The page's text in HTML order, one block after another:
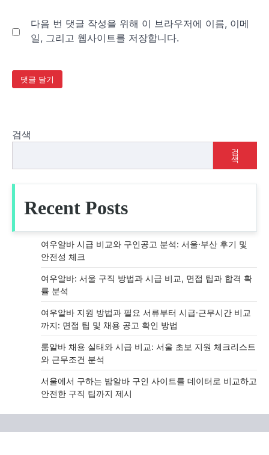
다음 번 댓글 작성을 위해 이 브라우저에 이름, 이메
일, 그리고 웹사이트를 저장합니다.
검색
검
색
Recent Posts
여우알바 시급 비교와 구인공고 분석: 서울·부산 후기 및
안전성 체크
여우알바: 서울 구직 방법과 시급 비교, 면접 팁과 합격 확
률 분석
여우알바 지원 방법과 필요 서류부터 시급·근무시간 비교
까지: 면접 팁 및 채용 공고 확인 방법
룸알바 채용 실태와 시급 비교: 서울 초보 지원 체크리스트
와 근무조건 분석
서울에서 구하는 밤알바 구인 사이트를 데이터로 비교하고
안전한 구직 팁까지 제시